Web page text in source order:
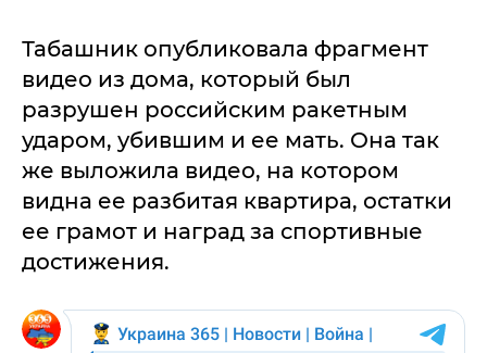
Табашник опубликовала фрагмент
видео из дома, который был
разрушен российским ракетным
ударом, убившим и ее мать. Она так
же выложила видео, на котором
видна ее разбитая квартира, остатки
ее грамот и наград за спортивные
достижения.